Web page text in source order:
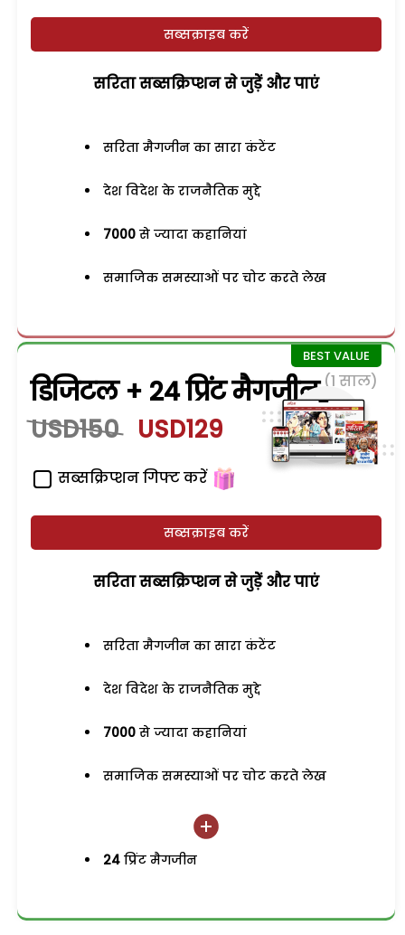
सब्सक्राइब करें
सरिता सब्सक्रिप्शन से जुड़ेें और पाएं
सरिता मैगजीन का सारा कंटेंट
देश विदेश के राजनैतिक मुद्दे
7000 से ज्यादा कहानियां
समाजिक समस्याओं पर चोट करते लेख
डिजिटल + 24 प्रिंट मैगजीन (1 साल)
USD150 USD129
सब्सक्रिप्शन गिफ्ट करें
सब्सक्राइब करें
सरिता सब्सक्रिप्शन से जुड़ेें और पाएं
सरिता मैगजीन का सारा कंटेंट
देश विदेश के राजनैतिक मुद्दे
7000 से ज्यादा कहानियां
समाजिक समस्याओं पर चोट करते लेख
24 प्रिंट मैगजीन